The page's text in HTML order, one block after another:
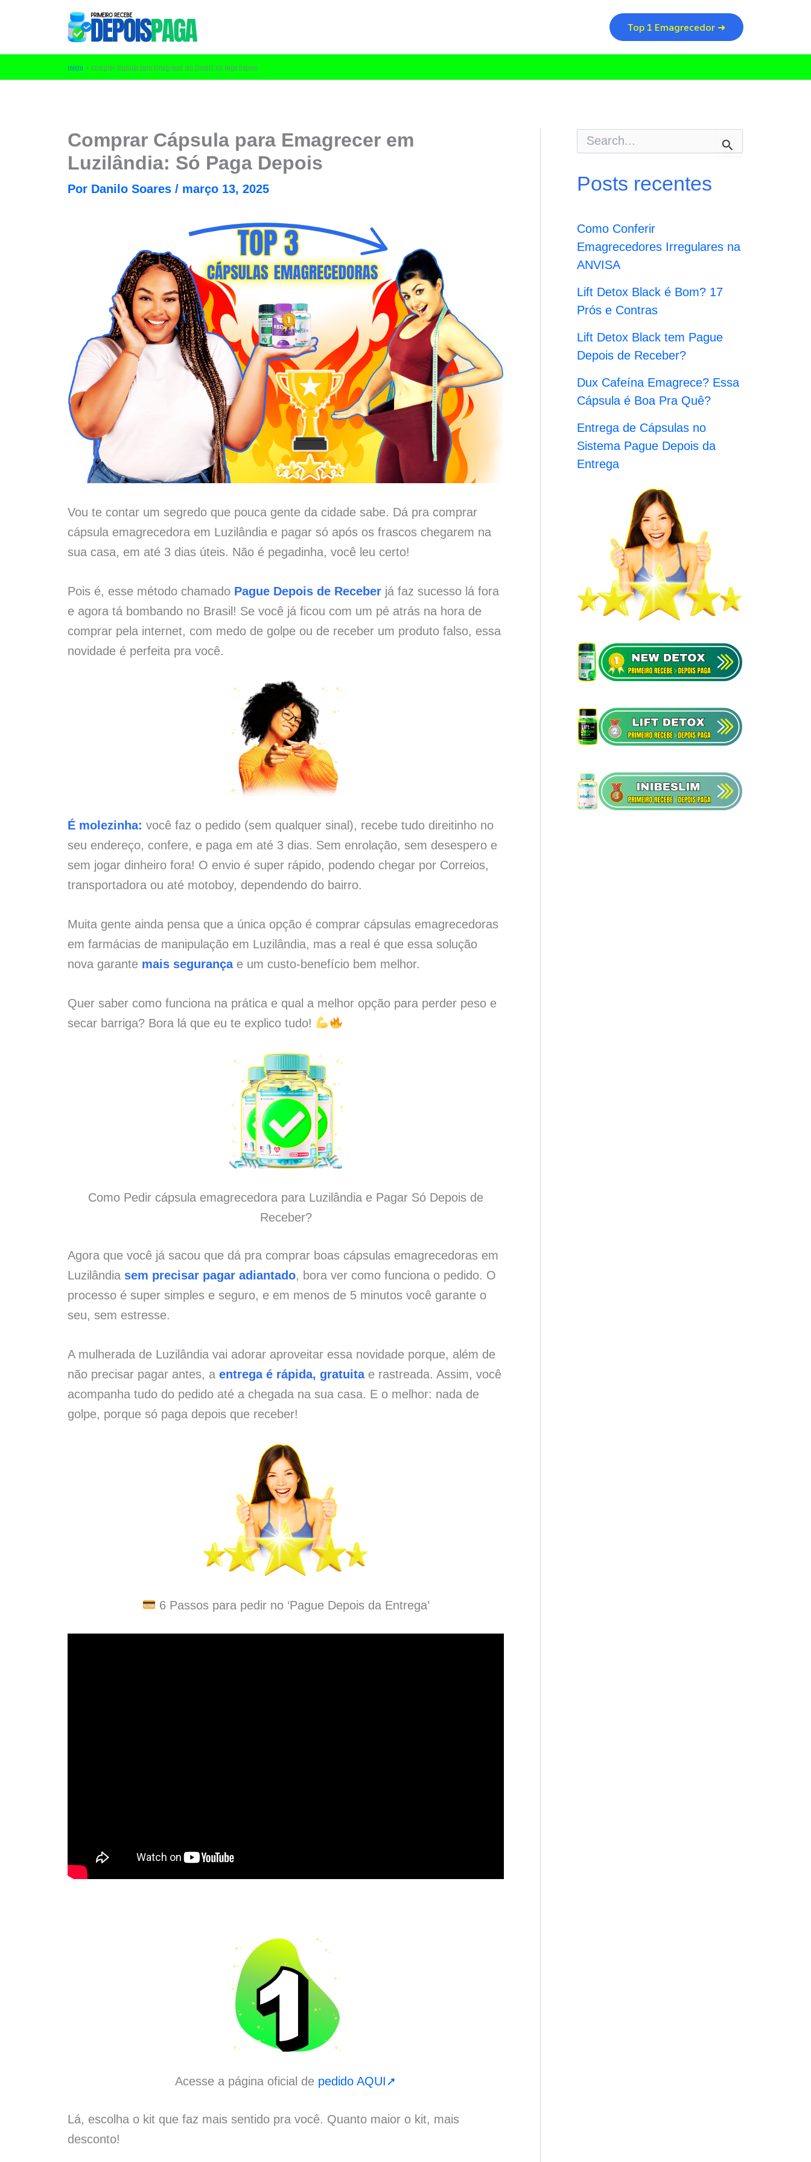
Top 1 Emagrecedor ➜
Início Comprar Cápsula para Emagrecer em [local]: Só Paga Depois
Comprar Cápsula para Emagrecer em
Luzilândia: Só Paga Depois
Por Danilo Soares / março 13, 2025
Vou te contar um segredo que pouca gente da cidade sabe. Dá pra comprar
cápsula emagrecedora em Luzilândia e pagar só após os frascos chegarem na
sua casa, em até 3 dias úteis. Não é pegadinha, você leu certo!
Pois é, esse método chamado Pague Depois de Receber já faz sucesso lá fora
e agora tá bombando no Brasil! Se você já ficou com um pé atrás na hora de
comprar pela internet, com medo de golpe ou de receber um produto falso, essa
novidade é perfeita pra você.
É molezinha: você faz o pedido (sem qualquer sinal), recebe tudo direitinho no
seu endereço, confere, e paga em até 3 dias. Sem enrolação, sem desespero e
sem jogar dinheiro fora! O envio é super rápido, podendo chegar por Correios,
transportadora ou até motoboy, dependendo do bairro.
Muita gente ainda pensa que a única opção é comprar cápsulas emagrecedoras
em farmácias de manipulação em Luzilândia, mas a real é que essa solução
nova garante mais segurançae um custo-benefício bem melhor.
Quer saber como funciona na prática e qual a melhor opção para perder peso e
secar barriga? Bora lá que eu te explico tudo!
Como Pedir cápsula emagrecedora para Luzilândia e Pagar Só Depois de
Receber?
Agora que você já sacou que dá pra comprar boas cápsulas emagrecedoras em
Luzilândia sem precisar pagar adiantado, bora ver como funciona o pedido. O
processo é super simples e seguro, e em menos de 5 minutos você garante o
seu, sem estresse.
A mulherada de Luzilândia vai adorar aproveitar essa novidade porque, além de
não precisar pagar antes, a entrega é rápida, gratuitae rastreada. Assim, você
acompanha tudo do pedido até a chegada na sua casa. E o melhor: nada de
golpe, porque só paga depois que receber!
6 Passos para pedir no ‘Pague Depois da Entrega’
Acesse a página oficial de pedido AQUI➚
Lá, escolha o kit que faz mais sentido pra você. Quanto maior o kit, mais
desconto!
u
r
p
r
Posts recentes
Como Conferir
Emagrecedores Irregulares na
ANVISA
Lift Detox Black é Bom? 17
Prós e Contras
Lift Detox Black tem Pague
Depois de Receber?
Dux Cafeína Emagrece? Essa
Cápsula é Boa Pra Quê?
Entrega de Cápsulas no
Sistema Pague Depois da
Entrega